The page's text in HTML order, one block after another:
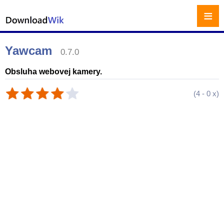
Yawcam 0.7.0
Obsluha webovej kamery.
(4 - 0 x)
≡